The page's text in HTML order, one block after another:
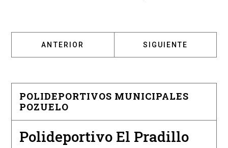
ARTÍCULO ANTERIOR: CHEMA RAMOS:
ANTERIOR ARTÍCULO
SIGUIENTE
POLIDEPORTIVOS MUNICIPALES
POZUELO
Polideportivo El Pradillo